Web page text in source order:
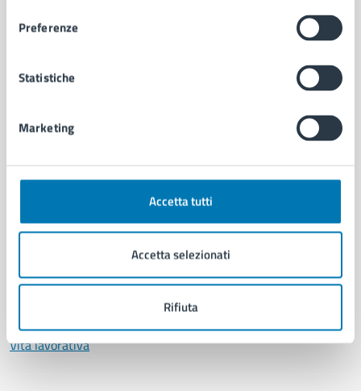
Preferenze
Statistiche
Marketing
Accetta tutti
Accetta selezionati
Rifiuta
Personale amministrativo
Intranet, posta aziendale e protocollo
CATEGORIE DI SERVIZIO
Documenti e certificati
Educazione e formazione
Imprese e commercio
Salute, benessere e assistenza
Servizi Cimiteriali
Vita lavorativa